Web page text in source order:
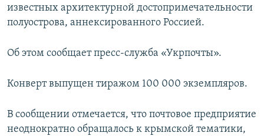
известных архитектурной достопримечательности
полуострова, аннексированного Россией.
Об этом сообщает пресс-служба «Укрпочты».
Конверт выпущен тиражом 100 000 экземпляров.
В сообщении отмечается, что почтовое предприятие
неоднократно обращалось к крымской тематики,